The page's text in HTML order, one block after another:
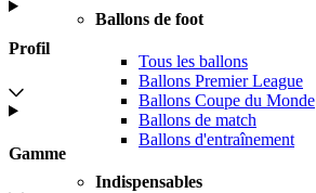
Ballons de foot
Tous les ballons
Ballons Premier League
Ballons Coupe du Monde
Ballons de match
Ballons d'entraînement
Indispensables
Profil
Gamme